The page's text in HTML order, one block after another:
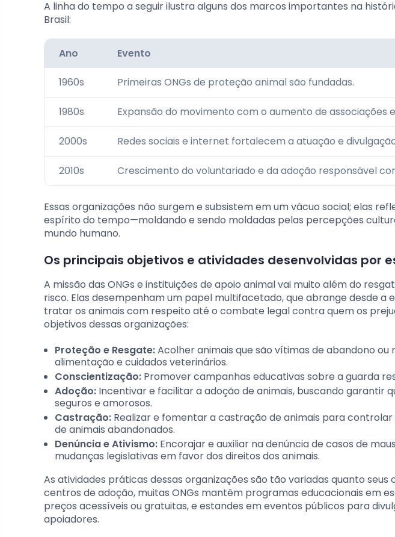
A linha do tempo a seguir ilustra alguns dos marcos importantes na
Brasil:
Ano Evento
1960s Primeiras ONGs de proteção animal são fundadas.
1980s Expansão do movimento com o aumento de associações
2000s Redes sociais e internet fortalecem a atuação e
2010s Crescimento do voluntariado e da adoção responsável
Essas organizações não surgem e subsistem em um vácuo social; elas
espírito do tempo—moldando e sendo moldadas pelas percepções
mundo humano.
Os principais objetivos e atividades desenvolvidas por
A missão das ONGs e instituições de apoio animal vai muito além do
risco. Elas desempenham um papel multifacetado, que abrange desde a
tratar os animais com respeito até o combate legal contra quem os
objetivos dessas organizações:
Proteção e Resgate:Acolher animais que são vítimas de abandono
alimentação e cuidados veterinários.
Conscientização: Promover campanhas educativas sobre a guarda
Adoção: Incentivar e facilitar a adoção de animais, buscando garantir
seguros e amorosos.
Castração: Realizar e fomentar a castração de animais para
de animais abandonados.
Denúncia e Ativismo: Encorajar e auxiliar na denúncia de casos de
mudanças legislativas em favor dos direitos dos animais.
As atividades práticas dessas organizações são tão variadas quanto seus
centros de adoção, muitas ONGs mantêm programas educacionais em
preços acessíveis ou gratuitas, e estandes em eventos públicos para
apoiadores.